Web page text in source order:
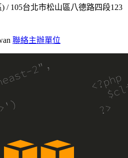
/ 105台北市松山區八德路四段123
聯絡主辦單位